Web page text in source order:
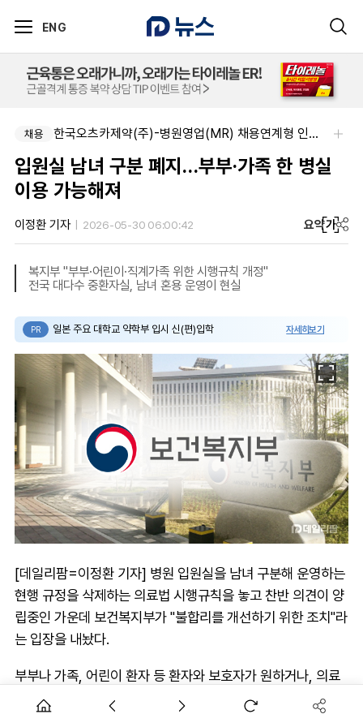
ENG
채용 한국오츠카제약(주)-병원영업(MR) 채용연계형 인턴(신입사원) 모집 공고
입원실 남녀 구분 폐지…부부·가족 한 병실
이용 가능해져
이정환 기자 2026-05-30 06:00:42 요약가
복지부 "부부·어린이·직계가족 위한 시행규칙 개정"
전국 대다수 중환자실, 남녀 혼용 운영이 현실
PR 일본 주요 대학교 약학부 입시 신(편)입학 자세히보기
[데일리팜=이정환 기자] 병원 입원실을 남녀 구분해 운영하는
현행 규정을 삭제하는 의료법 시행규칙을 놓고 찬반 의견이 양
립중인 가운데 보건복지부가 "불합리를 개선하기 위한 조치"라
는 입장을 내놨다.
부부나 가족, 어린이 환자 등 환자와 보호자가 원하거나, 의료
적으로 필요할 때 남녀가 공동 병실에 입원할 수 있게 하려면